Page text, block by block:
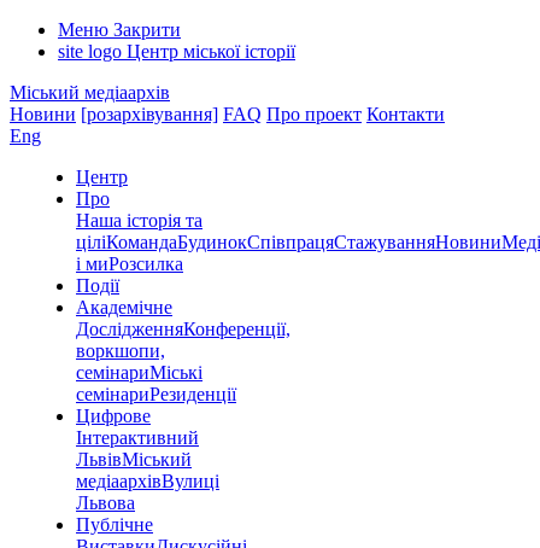
Меню Закрити
site logo Центр міської історії
Міський медіаархів
Новини [розархівування] FAQ Про проект Контакти
Eng
Центр
Про
Наша історія та
ціліКомандаБудинокСпівпрацяСтажуванняНовини
і миРозсилка
Події
Академічне
ДослідженняКонференції,
воркшопи,
семінариМіські
семінариРезиденції
Цифрове
Інтерактивний
ЛьвівМіський
медіаархівВулиці
Львова
Публічне